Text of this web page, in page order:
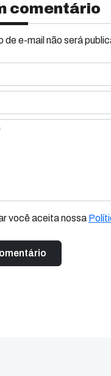
comentário
de e-mail não será
você aceita nossa